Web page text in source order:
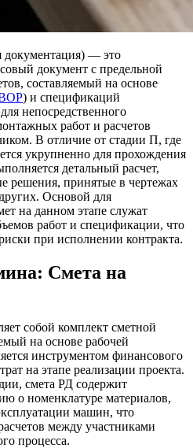
документация) — это
документ с предельной
составляемый на основе
) и спецификаций
непосредственного
работ и расчетов
В отличие от стадии П, где
укрупненно для прохождения
детальный расчет,
решения, принятые в чертежах
Основой для
на данном этапе служат
работ и спецификации, что
при исполнении контракта.
Смета на
собой комплект сметной
на основе рабочей
инструментом финансового
на этапе реализации проекта.
смета РД содержит
о номенклатуре материалов,
машин, что
между участниками
процесса.